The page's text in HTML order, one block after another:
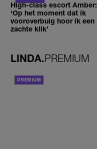
High-class escort Amber:
‘Op het moment dat ik
vooroverbuig hoor ik een
zachte klik’
LINDA.PREMIUM